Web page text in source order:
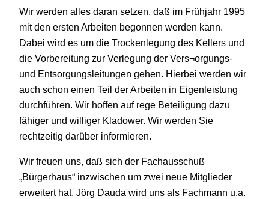
Wir werden alles daran setzen, daß im Frühjahr 1995
mit den ersten Arbeiten begonnen werden kann.
Dabei wird es um die Trockenlegung des Kellers und
die Vorbereitung zur Verlegung der Vers¬orgungs-
und Entsorgungsleitungen gehen. Hierbei werden wir
auch schon einen Teil der Arbeiten in Eigenleistung
durchführen. Wir hoffen auf rege Beteiligung dazu
fähiger und williger Kladower. Wir werden Sie
rechtzeitig darüber informieren.
Wir freuen uns, daß sich der Fachausschuß
„Bürgerhaus“ inzwischen um zwei neue Mitglieder
erweitert hat. Jörg Dauda wird uns als Fachmann u.a.